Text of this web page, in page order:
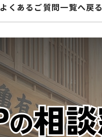
よくあるご質問一覧へ戻る